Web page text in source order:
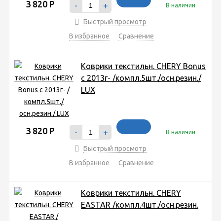
3 820 Р - + В наличии
Быстрый просмотр
В избранное
Сравнение
Коврики текстильн. CHERY Bonus
c 2013г- /компл.5шт./осн.резин./
LUX
3 820 Р - + В наличии
Быстрый просмотр
В избранное
Сравнение
Коврики текстильн. CHERY
EASTAR /компл.4шт./осн.резин.